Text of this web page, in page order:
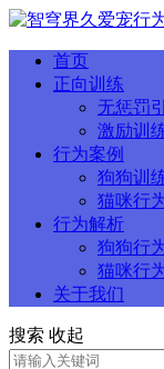
首页
正向训练
无惩罚
激励训
行为案例
狗狗训
猫咪行
行为解析
狗狗行
猫咪行
关于我们
搜索 收起